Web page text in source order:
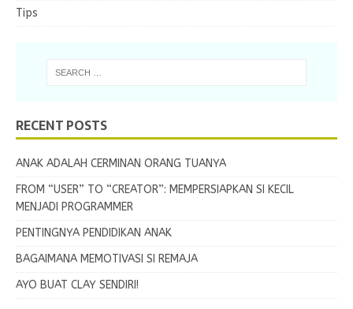
Tips
RECENT POSTS
ANAK ADALAH CERMINAN ORANG TUANYA
FROM “USER” TO “CREATOR”: MEMPERSIAPKAN SI KECIL
MENJADI PROGRAMMER
PENTINGNYA PENDIDIKAN ANAK
BAGAIMANA MEMOTIVASI SI REMAJA
AYO BUAT CLAY SENDIRI!